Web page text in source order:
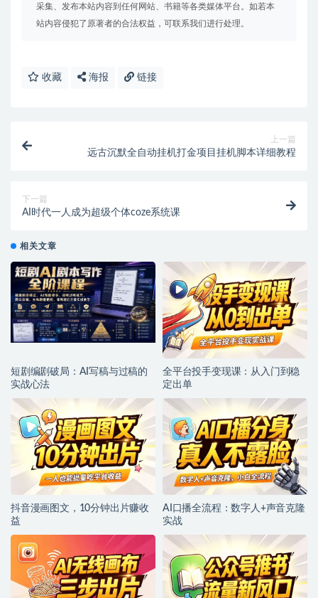
采集、发布本站内容到任何网站、书籍等各类媒体平台。如若本
站内容侵犯了原著者的合法权益，可联系我们进行处理。
收藏 海报 链接
上一篇
远古沉默全自动挂机打金项目挂机脚本详细教程
下一篇
AI时代一人成为超级个体coze系统课
相关文章
短剧编剧破局：AI写稿与过稿的
实战心法
全平台投手变现课：从入门到稳
定出单
抖音漫画图文，10分钟出片赚收
益
AI口播全流程：数字人+声音克隆
实战